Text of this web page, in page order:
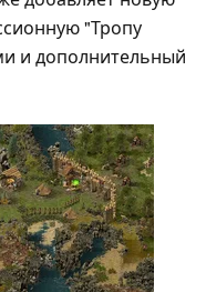
"Тропу
и дополнительный